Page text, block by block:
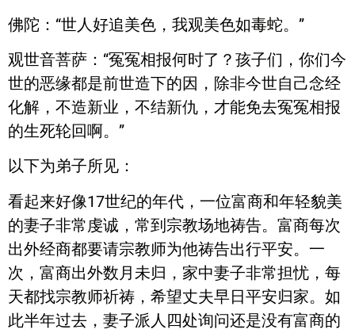
佛陀：“世人好追美色，我观美色如毒蛇。”
观世音菩萨：“冤冤相报何时了？孩子们，你们今
世的恶缘都是前世造下的因，除非今世自己念经
化解，不造新业，不结新仇，才能免去冤冤相报
的生死轮回啊。”
以下为弟子所见：
看起来好像17世纪的年代，一位富商和年轻貌美
的妻子非常虔诚，常到宗教场地祷告。富商每次
出外经商都要请宗教师为他祷告出行平安。一
次，富商出外数月未归，家中妻子非常担忧，每
天都找宗教师祈祷，希望丈夫早日平安归家。如
此半年过去，妻子派人四处询问还是没有富商的